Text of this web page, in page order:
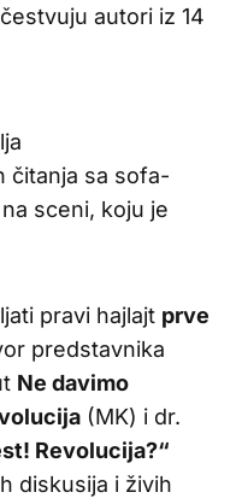
autori iz 14
čitanja sa sofa-
sceni, koju je
pravi hajlajt prve
predstavnika
Ne davimo
(MK) i dr.
Revolucija?“
diskusija i živih